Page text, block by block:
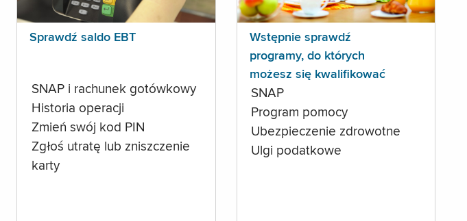
Sprawdź saldo EBT
SNAP i rachunek gotówkowy
Historia operacji
Zmień swój kod PIN
Zgłoś utratę lub zniszczenie
karty
Wstępnie sprawdź
programy, do których
możesz się kwalifikować
SNAP
Program pomocy
Ubezpieczenie zdrowotne
Ulgi podatkowe